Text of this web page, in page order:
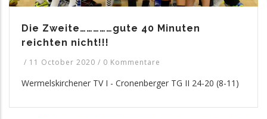
Die Zweite……………gute 40 Minuten
reichten nicht!!!
/ 11 October 2020 / 0 Kommentare
Wermelskirchener TV I - Cronenberger TG II 24-20 (8-11)